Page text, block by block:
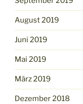
August 2019
Juni 2019
Mai 2019
März 2019
Dezember 2018